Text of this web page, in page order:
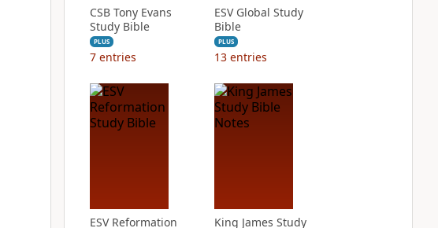
CSB Tony Evans
Study Bible
PLUS
7 entries
ESV Global Study
Bible
PLUS
13 entries
ESV Reformation
King James Study